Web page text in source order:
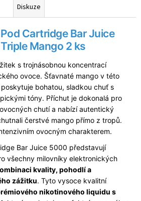
Diskuze
Cartridge Bar Juice
Mango 2 ks
s trojnásobnou koncentrací
ovoce. Šťavnaté mango v této
bohatou, sladkou chuť s
tóny. Příchut je dokonalá pro
chutí a nabízí autentický
čerstvé mango přímo z tropů.
ovocným charakterem.
Bar Juice 5000 představují
všechny milovníky elektronických
kvality, pohodlí a
zážitku. Tyto vysoce kvalitní
nikotinového liquidu s